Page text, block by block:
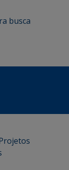
busca